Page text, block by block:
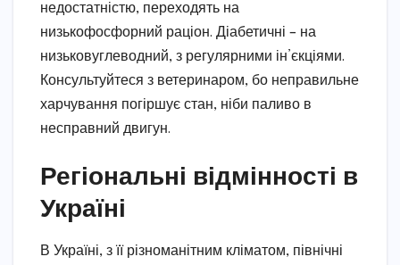
недостатністю, переходять на
низькофосфорний раціон. Діабетичні – на
низьковуглеводний, з регулярними ін’єкціями.
Консультуйтеся з ветеринаром, бо неправильне
харчування погіршує стан, ніби паливо в
несправний двигун.
Регіональні відмінності в
Україні
В Україні, з її різноманітним кліматом, північні